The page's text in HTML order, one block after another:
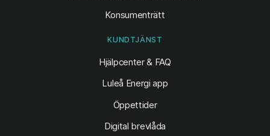
Konsumenträtt
KUNDTJÄNST
Hjälpcenter & FAQ
Luleå Energi app
Öppettider
Digital brevlåda